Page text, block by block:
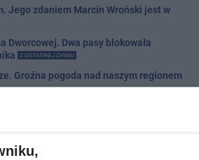
Jego zdaniem Marcin Wroński jest w
Dworcowej. Dwa pasy blokowała
Z OSTATNIEJ CHWILI
Groźna pogoda nad naszym regionem
szuka kierowcy Golfa